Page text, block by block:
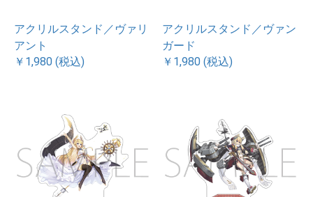
アクリルスタンド／ヴァリ
アント
￥1,980 (税込)
アクリルスタンド／ヴァン
ガード
￥1,980 (税込)